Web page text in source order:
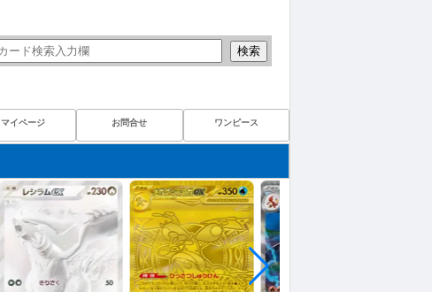
検索
マイページ お問合せ ワンピース